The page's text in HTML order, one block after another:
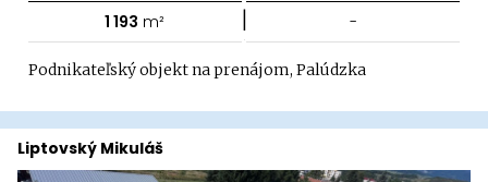
1 193 m² | -
Podnikateľský objekt na prenájom, Palúdzka
Liptovský Mikuláš